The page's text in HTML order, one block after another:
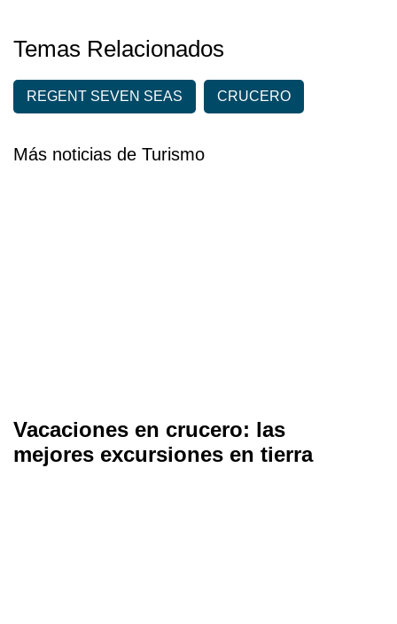
Temas Relacionados
REGENT SEVEN SEAS CRUCERO
Más noticias de Turismo
Vacaciones en crucero: las
mejores excursiones en tierra